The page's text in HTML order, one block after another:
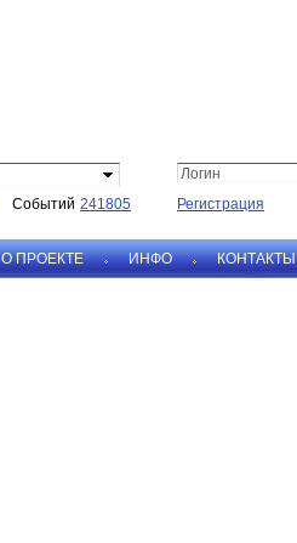
Событий 241805 Регистрация
О ПРОЕКТЕ ИНФО КОНТАКТЫ